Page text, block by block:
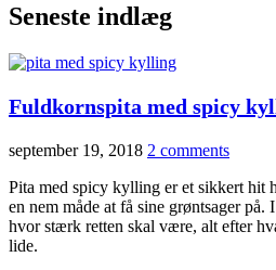
Seneste indlæg
Fuldkornspita med spicy
september 19, 2018 2 comments
Pita med spicy kylling er et sikkert hit
en nem måde at få sine grøntsager
hvor stærk retten skal være, alt efter
lide.